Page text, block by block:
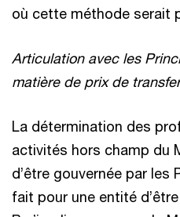
où cette méthode serait
Articulation avec les
matière de prix de
La détermination des
activités hors champ du
d’être gouvernée par les
fait pour une entité